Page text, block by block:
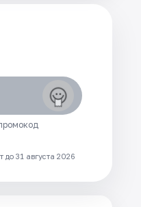
до 31 августа 2026